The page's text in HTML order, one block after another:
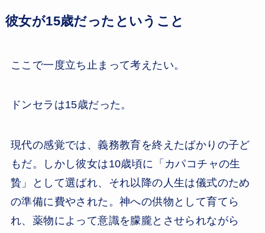
彼女が15歳だったということ
ここで一度立ち止まって考えたい。
ドンセラは15歳だった。
現代の感覚では、義務教育を終えたばかりの子ど
もだ。しかし彼女は10歳頃に「カパコチャの生
贄」として選ばれ、それ以降の人生は儀式のため
の準備に費やされた。神への供物として育てら
れ、薬物によって意識を朦朧とさせられながら